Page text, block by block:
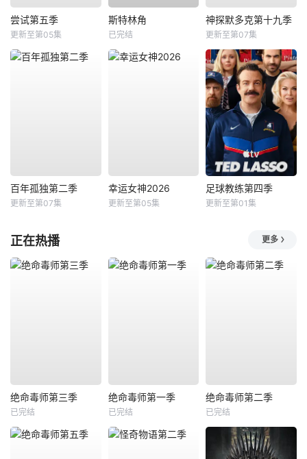
尝试第五季
更新至第05集
斯特林角
已完结
神探默多克第十九季
更新至第07集
百年孤独第二季
更新至第07集
幸运女神2026
更新至第05集
足球教练第四季
更新至第01集
正在热播 更多
绝命毒师第三季
已完结
绝命毒师第一季
已完结
绝命毒师第二季
已完结